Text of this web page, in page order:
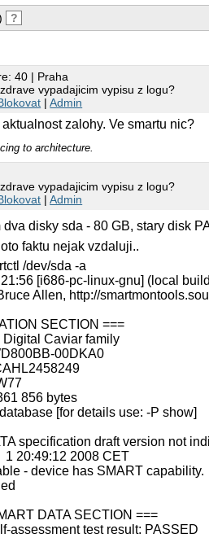
?
40 | Praha
vypadajicim vypisu z logu?
|Admin
zalohy. Ve smartu nic?
to architecture.
vypadajicim vypisu z logu?
|Admin
disky sda - 80 GB, stary disk
faktu nejak vzdaluji..
/dev/sda -a
[i686-pc-linux-gnu] (local
Allen, http://
SECTION ===
Caviar family
00DKA0
856 bytes
[for details use: -P show]
specification draft version not
20:49:12 2008 CET
- device has SMART capability.
DATA SECTION ===
assessment test result: PASSED